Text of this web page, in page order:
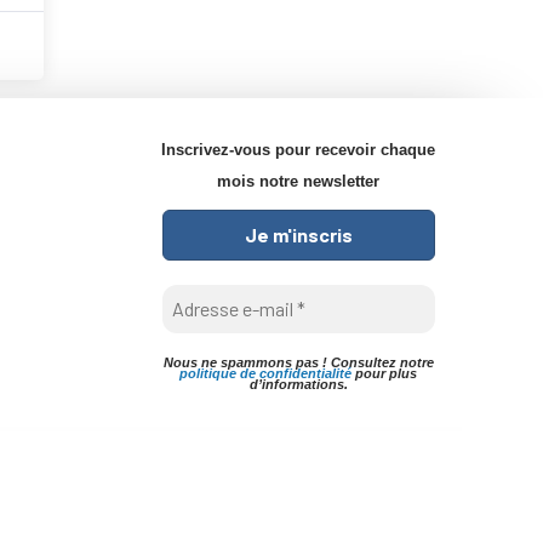
Inscrivez-vous pour recevoir chaque
mois notre newsletter
Nous ne spammons pas ! Consultez notre
politique de confidentialité pour plus
d’informations.